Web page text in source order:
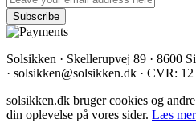
Solsikken · Skellerupvej 89 · 8600
· solsikken@solsikken.dk · CVR:
solsikken.dk bruger cookies og
din oplevelse på vores sider. Læs